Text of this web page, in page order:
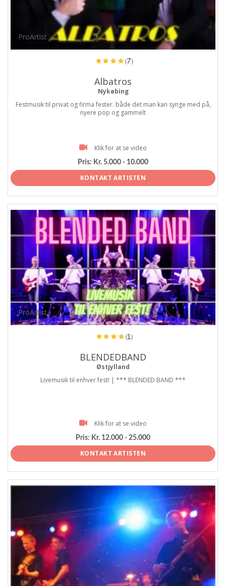
ProArtist
(7)
Albatros
Nykøbing
Festmusik til privat og firma fester. både det man kan synge med på,
nyere pop og gammelt
Klik for at se video
Pris: Kr. 5.000 - 10.000
KONTAKT ARTISTEN
ProArtist
(1)
BLENDEDBAND
Østjylland
Livemusik til enhver fest! | *** BLENDED BAND ***
Klik for at se video
Pris: Kr. 12.000 - 25.000
KONTAKT ARTISTEN